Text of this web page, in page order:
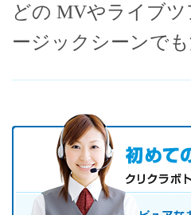
どの MVやライブ
ージックシーンで
初めての方へ キャンペーン
お気軽にお申し込み下さい。